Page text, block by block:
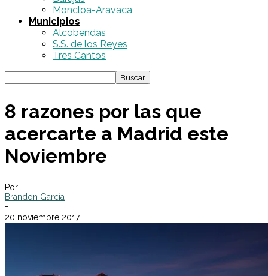
Moncloa-Aravaca
Municipios
Alcobendas
S.S. de los Reyes
Tres Cantos
8 razones por las que
acercarte a Madrid este
Noviembre
Por
Brandon García
-
20 noviembre 2017